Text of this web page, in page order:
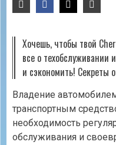
Хочешь, чтобы твой
все о техобслуживании
и сэкономить! Секреты
Владение
транспортным
необходимость
обслуживания и